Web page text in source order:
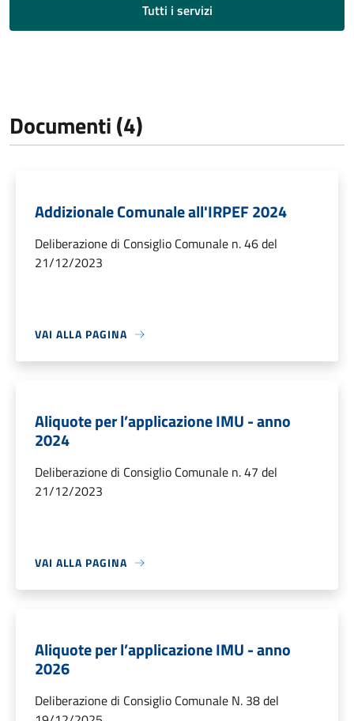
Tutti i servizi
Documenti (4)
Addizionale Comunale all'IRPEF 2024
Deliberazione di Consiglio Comunale n. 46 del
21/12/2023
VAI ALLA PAGINA
Aliquote per l’applicazione IMU - anno
2024
Deliberazione di Consiglio Comunale n. 47 del
21/12/2023
VAI ALLA PAGINA
Aliquote per l’applicazione IMU - anno
2026
Deliberazione di Consiglio Comunale N. 38 del